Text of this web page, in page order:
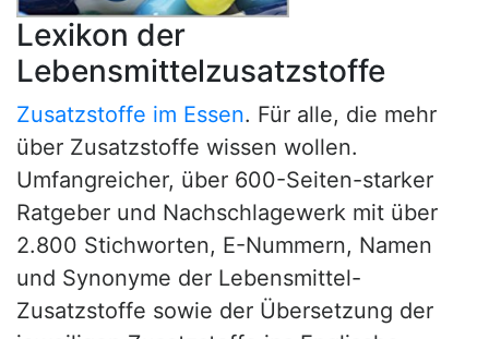
Lexikon der
Lebensmittelzusatzstoffe
Zusatzstoffe im Essen. Für alle, die mehr
über Zusatzstoffe wissen wollen.
Umfangreicher, über 600-Seiten-starker
Ratgeber und Nachschlagewerk mit über
2.800 Stichworten, E-Nummern, Namen
und Synonyme der Lebensmittel-
Zusatzstoffe sowie der Übersetzung der